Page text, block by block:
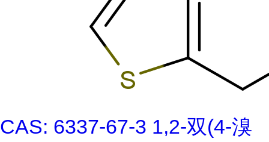
CAS: 6337-67-3 1,2-双(4-溴